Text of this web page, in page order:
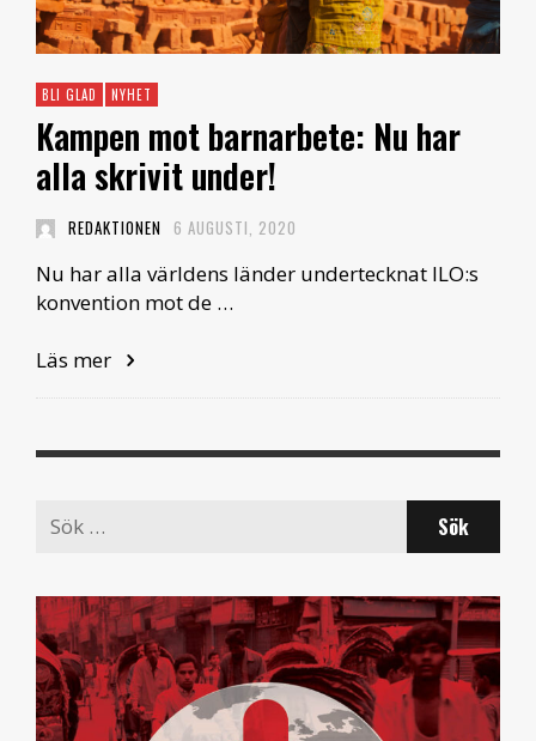
BLI GLAD NYHET
Kampen mot barnarbete: Nu har
alla skrivit under!
REDAKTIONEN 6 AUGUSTI, 2020
Nu har alla världens länder undertecknat ILO:s
konvention mot de …
Läs mer
Search
for: